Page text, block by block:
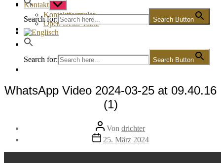
Search for: Search Button
Kontakt Untermenü
anzeigen
Kontaktformular
Open Deko Table
Search for: Search Button
WhatsApp Video 2024-03-25 at 09.40.16
(1)
Beitragsautor
Von drichter
Veröffentlichungsdatum
25. März 2024